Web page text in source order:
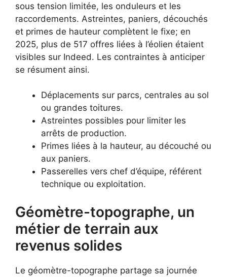
sous tension limitée, les onduleurs et les
raccordements. Astreintes, paniers, découchés
et primes de hauteur complètent le fixe; en
2025, plus de 517 offres liées à l’éolien étaient
visibles sur Indeed. Les contraintes à anticiper
se résument ainsi.
Déplacements sur parcs, centrales au sol
ou grandes toitures.
Astreintes possibles pour limiter les
arrêts de production.
Primes liées à la hauteur, au découché ou
aux paniers.
Passerelles vers chef d’équipe, référent
technique ou exploitation.
Géomètre-topographe, un
métier de terrain aux
revenus solides
Le géomètre-topographe partage sa journée